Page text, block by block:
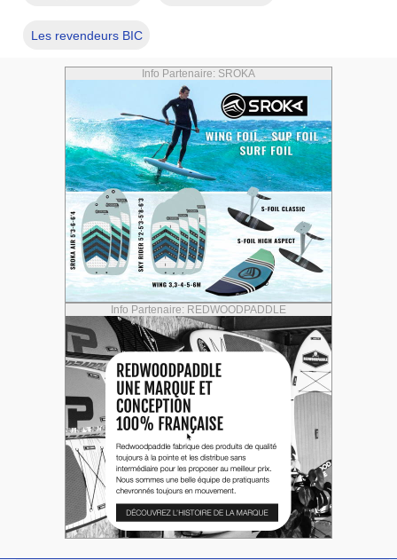
Les revendeurs BIC
Info Partenaire: SROKA
Info Partenaire: REDWOODPADDLE